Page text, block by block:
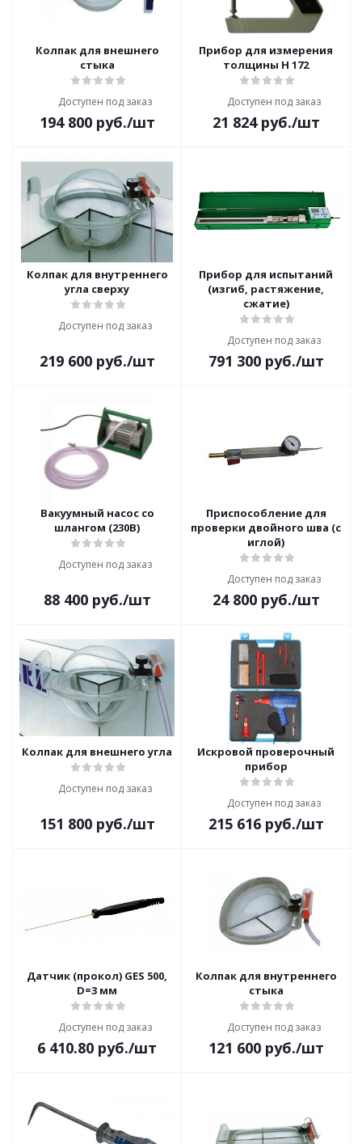
Колпак для внешнего
стыка
Доступен под заказ
194 800руб./шт
Прибор для измерения
толщины H 172
Доступен под заказ
21 824руб./шт
Колпак для внутреннего
угла сверху
Доступен под заказ
219 600руб./шт
Прибор для испытаний
(изгиб, растяжение,
сжатие)
Доступен под заказ
791 300руб./шт
Вакуумный насос со
шлангом (230В)
Доступен под заказ
88 400руб./шт
Приспособление для
проверки двойного шва (с
иглой)
Доступен под заказ
24 800руб./шт
Колпак для внешнего угла
Доступен под заказ
151 800руб./шт
Искровой проверочный
прибор
Доступен под заказ
215 616руб./шт
Датчик (прокол) GES 500,
D=3 мм
Доступен под заказ
6 410.80 руб./шт
Колпак для внутреннего
стыка
Доступен под заказ
121 600руб./шт